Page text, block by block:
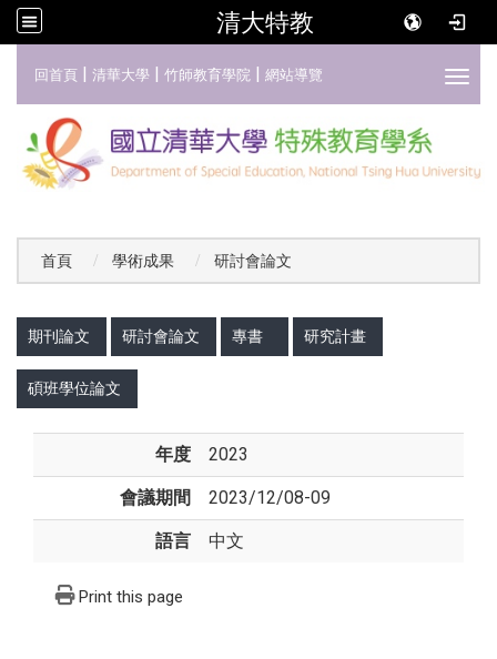
清大特教
回首頁 | 清華大學 | 竹師教育學院 | 網站導覽
首頁 學術成果 研討會論文
期刊論文 研討會論文 專書 研究計畫
碩班學位論文
年度 2023
會議期間 2023/12/08-09
語言 中文
Print this page